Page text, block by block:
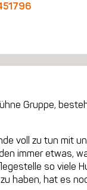
Gruppe,
voll zu tun mit
immer etwas,
so viele
haben, hat es